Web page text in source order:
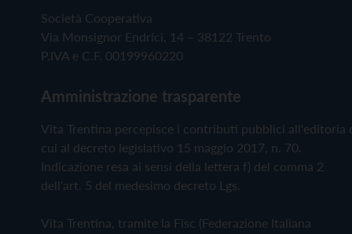
Società Cooperativa
Via Monsignor Endrici, 14 – 38122 Trento
P.IVA e C.F. 00199960220
Amministrazione trasparente
Vita Trentina percepisce i contributi pubblici all'editoria
cui al decreto legislativo 15 maggio 2017, n. 70.
Indicazione resa ai sensi della lettera f) del comma 2
dell'art. 5 del medesimo decreto Lgs.
Vita Trentina, tramite la Fisc (Federazione Italiana